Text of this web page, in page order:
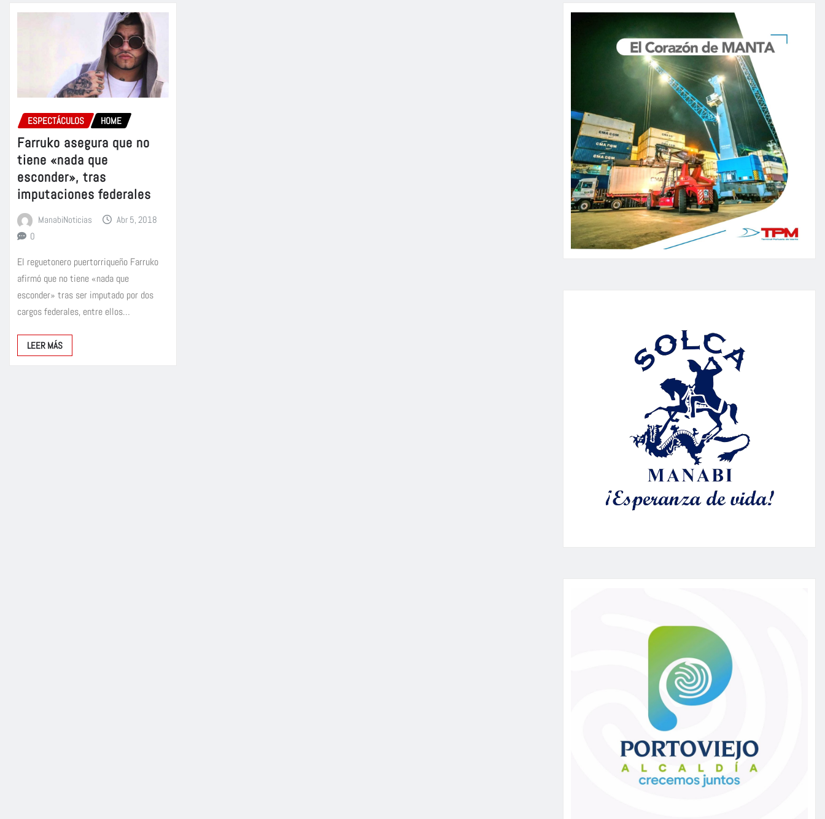
ESPECTÁCULOS HOME
Farruko asegura que no
tiene «nada que
esconder», tras
imputaciones federales
ManabiNoticias
Abr 5, 2018
0
El reguetonero puertorriqueño Farruko
afirmó que no tiene «nada que
esconder» tras ser imputado por dos
cargos federales, entre ellos…
LEER MÁS